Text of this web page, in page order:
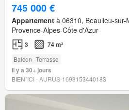
745 000 €
Appartement à 06310, Beaulieu-sur-
Provence-Alpes-Côte d'Azur
3 74 m²
Balcon Terrasse
Il y a 30+ jours
BIEN´ICI - AURUS-1698153440183